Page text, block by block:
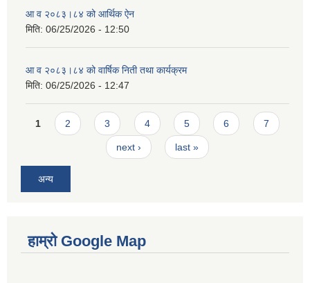
आ व २०८३।८४ को आर्थिक ऐन
मिति: 06/25/2026 - 12:50
आ व २०८३।८४ को वार्षिक निती तथा कार्यक्रम
मिति: 06/25/2026 - 12:47
Pages
1 2 3 4 5 6 7
next › last »
अन्य
हाम्रो Google Map